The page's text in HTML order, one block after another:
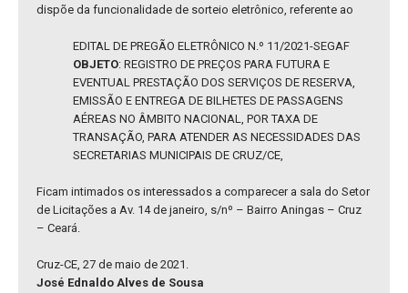
dispõe da funcionalidade de sorteio eletrônico, referente ao
EDITAL DE PREGÃO ELETRÔNICO N.º 11/2021-SEGAF
OBJETO: REGISTRO DE PREÇOS PARA FUTURA E
EVENTUAL PRESTAÇÃO DOS SERVIÇOS DE RESERVA,
EMISSÃO E ENTREGA DE BILHETES DE PASSAGENS
AÉREAS NO ÂMBITO NACIONAL, POR TAXA DE
TRANSAÇÃO, PARA ATENDER AS NECESSIDADES DAS
SECRETARIAS MUNICIPAIS DE CRUZ/CE,
Ficam intimados os interessados a comparecer a sala do Setor
de Licitações a Av. 14 de janeiro, s/nº – Bairro Aningas – Cruz
– Ceará.
Cruz-CE, 27 de maio de 2021.
José Ednaldo Alves de Sousa